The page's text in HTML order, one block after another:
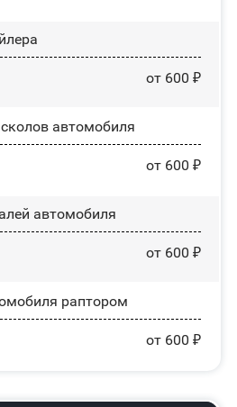
от 600 ₽
автомобиля
от 600 ₽
автомобиля
от 600 ₽
раптором
от 600 ₽